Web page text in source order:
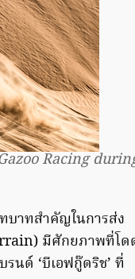
Racing
ทบาทสำคัญในการส่ง
มีศักยภาพที่โด
นด์ ‘บีเอฟกู๊ดริช’ ที่